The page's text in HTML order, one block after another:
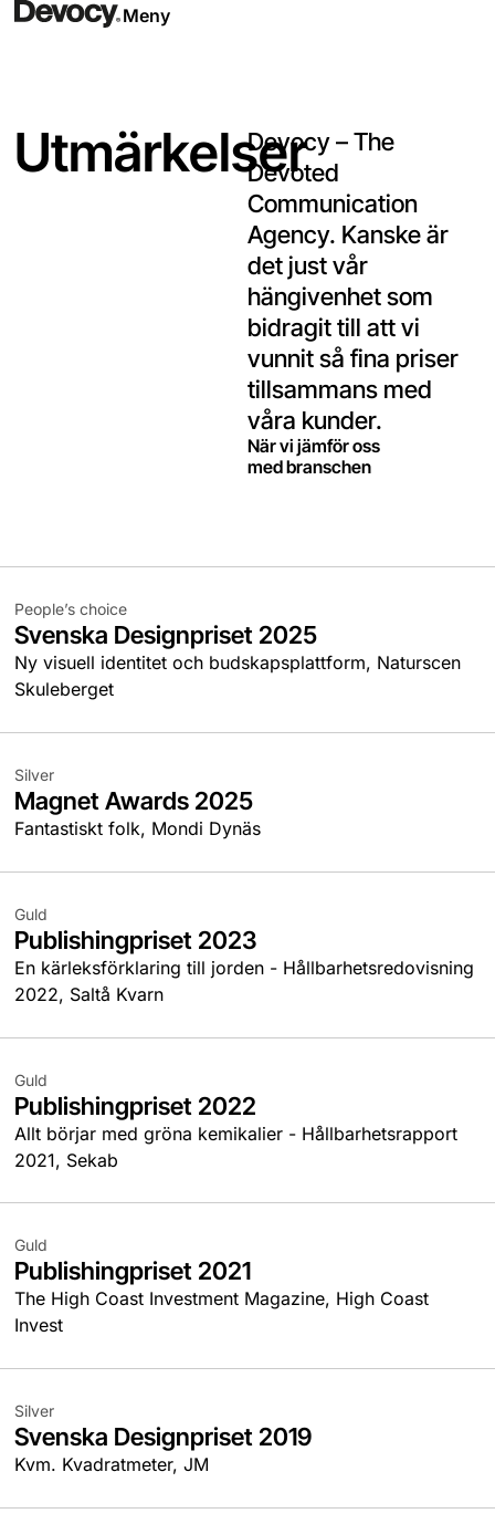
Meny
Utmärkelser
När vi jämför oss
med branschen
Devocy – The
Devoted
Communication
Agency. Kanske är
det just vår
hängivenhet som
bidragit till att vi
vunnit så fina priser
tillsammans med
våra kunder.
People’s choice
Svenska Designpriset 2025
Ny visuell identitet och budskapsplattform, Naturscen
Skuleberget
Silver
Magnet Awards 2025
Fantastiskt folk, Mondi Dynäs
Guld
Publishingpriset 2023
En kärleksförklaring till jorden - Hållbarhetsredovisning
2022, Saltå Kvarn
Guld
Publishingpriset 2022
Allt börjar med gröna kemikalier - Hållbarhetsrapport
2021, Sekab
Guld
Publishingpriset 2021
The High Coast Investment Magazine, High Coast
Invest
Silver
Svenska Designpriset 2019
Kvm. Kvadratmeter, JM